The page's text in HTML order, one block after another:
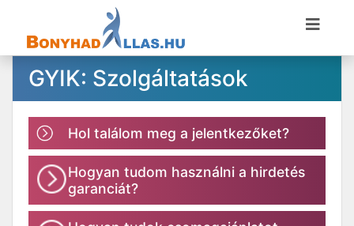
GYIK: Szolgáltatások
Hol találom meg a jelentkezőket?
Hogyan tudom használni a hirdetés
garanciát?